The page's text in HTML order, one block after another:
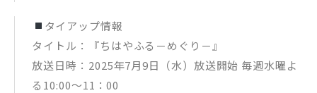
タイアップ情報
タイトル：『ちはやふる－めぐり－』
放送日時：2025年7月9日（水）放送開始 毎週水曜よ
る10:00～11：00